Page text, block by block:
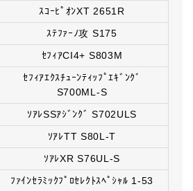
ｽｺｰﾋﾟｵﾝXT 2651R
ｽﾃﾌｧｰﾉ攻 S175
ｾﾌｨｱCI4+ S803M
ｾﾌｨｱｴｸｽﾁｭｰﾝﾃｨｯﾌﾟｴｷﾞﾝｸﾞ
S700ML-S
ｿｱﾚSSｱｼﾞﾝｸﾞ S702ULS
ｿｱﾚTT S80L-T
ｿｱﾚXR S76UL-S
ﾌｧｲﾝｾﾗﾐｯｸﾌﾟﾛｾﾚｸﾄｽﾍﾟｼｬﾙ 1-53